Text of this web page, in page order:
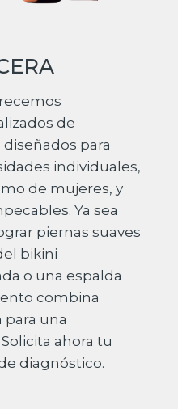
de
diseñados para
individuales,
de mujeres, y
Ya sea
piernas suaves
bikini
o una espalda
combina
una
ahora tu
diagnóstico.